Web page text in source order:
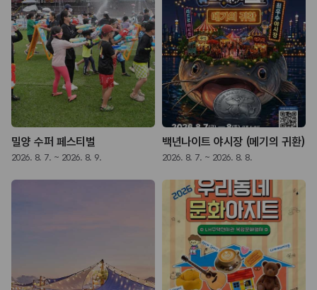
밀양 수퍼 페스티벌
2026. 8. 7. ~ 2026. 8. 9.
백년나이트 야시장 (메기의 귀환)
2026. 8. 7. ~ 2026. 8. 8.